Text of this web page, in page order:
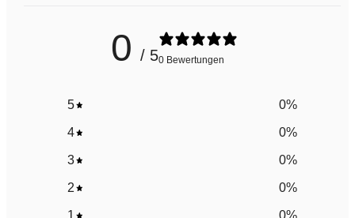
0 / 50 Bewertungen
5 0%
4 0%
3 0%
2 0%
1 0%